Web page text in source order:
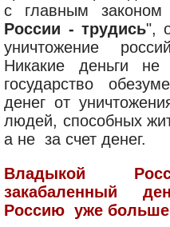
с главным
России - трудись",
уничтожение
Никакие деньги не
государство
денег от
людей, способных
а не за счет денег.
Владыкой
закабаленный
Россию уже больше